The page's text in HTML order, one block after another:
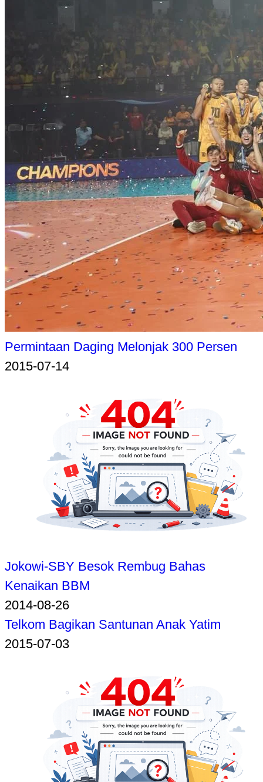
Permintaan Daging Melonjak 300 Persen
2015-07-14
Jokowi-SBY Besok Rembug Bahas
Kenaikan BBM
2014-08-26
Telkom Bagikan Santunan Anak Yatim
2015-07-03